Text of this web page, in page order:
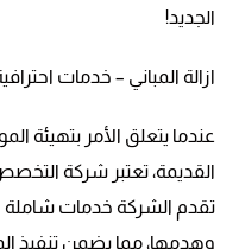
الجديد!
ازالة المباني – خدمات
عندما يتعلق الأمر بتهيئة
القديمة، تعتبر شركة التخصص
تقدم الشركة خدمات شاملة
وهدمها، مما يضمن تنفيذ